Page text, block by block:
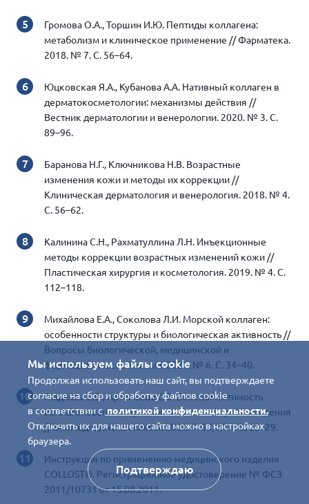
Громова О.А., Торшин И.Ю. Пептиды коллагена:
метаболизм и клиническое применение // Фарматека.
2018. № 7. С. 56–64.
Юцковская Я.А., Кубанова А.А. Нативный коллаген в
дерматокосметологии: механизмы действия //
Вестник дерматологии и венерологии. 2020. № 3. С.
89–96.
Баранова Н.Г., Ключникова Н.В. Возрастные
изменения кожи и методы их коррекции //
Клиническая дерматология и венерология. 2018. № 4.
С. 56–62.
Калинина С.Н., Рахматуллина Л.Н. Инъекционные
методы коррекции возрастных изменений кожи //
Пластическая хирургия и косметология. 2019. № 4. С.
112–118.
Михайлова Е.А., Соколова Л.И. Морской коллаген:
особенности структуры и биологическая активность //
Вопросы биологической, медицинской и
фармацевтической химии. 2021. № 6. С. 34–40.
Гладкова Е.В., Артемьева С.Б. Биосовместимость
коллагеновых материалов животного происхождения
// Биомедицинская химия. 2020. Т. 66, № 1. С. 23–29.
Инструкция по применению медицинского изделия
COLLOST®. Регистрационное удостоверение № ФСЗ
2011/10731 от 15.08.2011.
Мы используем файлы cookie
Продолжая использовать наш сайт, вы подтверждаете
согласие на сбор и обработку файлов cookie
в соответствии сполитикой конфиденциальности.
Отключить их для нашего сайта можно в настройках
браузера.
Подтверждаю